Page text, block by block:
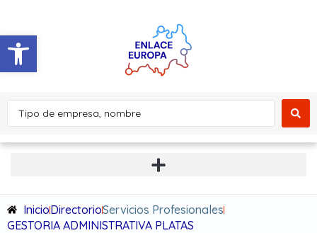
Abrir barra de herramientas
InicioDirectorioServicios Profesionales
GESTORIA ADMINISTRATIVA PLATAS